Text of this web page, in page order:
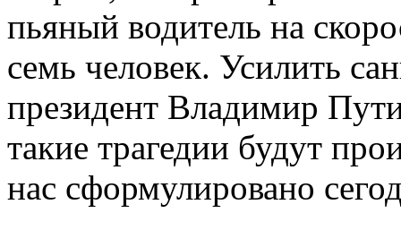
пьяный водитель на
семь человек. Усилить
президент Владимир
такие трагедии будут
нас сформулировано